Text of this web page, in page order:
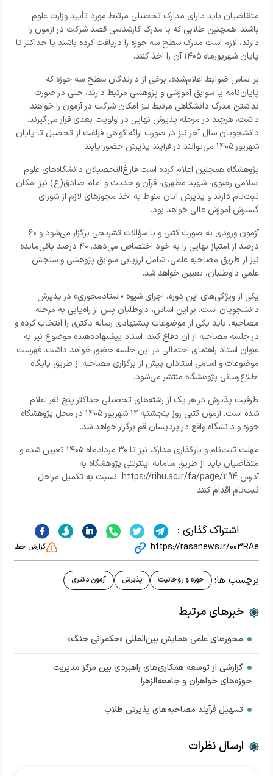
متقاضیان باید دارای مدارک تحصیلی مرتبط مورد تأیید وزارت علوم
باشند. همچنین طلابی که با مدرک کارشناسی قصد شرکت در آزمون را
دارند، لازم است مدرک سطح سه حوزه را دریافت کرده باشند یا حداکثر تا
پایان شهریورماه ۱۴۰۵ آن را اخذ کنند.
بر اساس ضوابط اعلام‌شده، برخی از دارندگان سطح سه حوزه که
پایان‌نامه یا سوابق آموزشی و پژوهشی مرتبط دارند، حتی در صورت
نداشتن مدرک دانشگاهی مرتبط نیز امکان شرکت در آزمون را خواهند
داشت، هرچند در مرحله پذیرش نهایی در اولویت بعدی قرار می‌گیرند.
دانشجویان سال آخر نیز در صورت ارائه گواهی فراغت از تحصیل تا پایان
شهریور ۱۴۰۵ می‌توانند در فرآیند پذیرش حضور یابند.
پژوهشگاه همچنین اعلام کرده است فارغ‌التحصیلان دانشگاه‌های علوم
اسلامی رضوی، شهید مطهری، قرآن و حدیث و امام صادق(ع) نیز امکان
ثبت‌نام دارند و پذیرش آنان منوط به اخذ مجوزهای لازم از شورای
گسترش آموزش عالی خواهد بود.
آزمون ورودی به صورت کتبی و با سؤالات تشریحی برگزار می‌شود و ۶۰
درصد از امتیاز نهایی را به خود اختصاص می‌دهد. ۴۰ درصد باقی‌مانده
نیز از طریق مصاحبه علمی، شامل ارزیابی سوابق پژوهشی و سنجش
علمی داوطلبان، تعیین خواهد شد.
یکی از ویژگی‌های این دوره، اجرای شیوه «استادمحوری» در پذیرش
دانشجویان است. بر این اساس، داوطلبان پس از راه‌یابی به مرحله
مصاحبه، باید یکی از موضوعات پیشنهادی رساله دکتری را انتخاب کرده و
در جلسه مصاحبه از آن دفاع کنند. استاد پیشنهاددهنده موضوع نیز به
عنوان استاد راهنمای احتمالی در این جلسه حضور خواهد داشت. فهرست
موضوعات و اسامی استادان پیش از برگزاری مصاحبه از طریق پایگاه
اطلاع‌رسانی پژوهشگاه منتشر می‌شود.
ظرفیت پذیرش در هر یک از رشته‌های تحصیلی حداکثر پنج نفر اعلام
شده است. آزمون کتبی روز پنجشنبه ۱۲ شهریور ۱۴۰۵ در محل پژوهشگاه
حوزه و دانشگاه واقع در پردیسان قم برگزار خواهد شد.
مهلت ثبت‌نام و بارگذاری مدارک نیز تا ۳۰ مردادماه ۱۴۰۵ تعیین شده و
متقاضیان باید از طریق سامانه اینترنتی پژوهشگاه به
آدرس https://rihu.ac.ir/fa/page/294 نسبت به تکمیل مراحل
ثبت‌نام اقدام کنند.
اشتراک گذاری :
https://rasanews.ir/003RAe گزارش خطا
برچسب ها: حوزه و روحانیت پذیرش آزمون دکتری
خبرهای مرتبط
محورهای علمی همایش بین‌المللی «حکمرانی جنگ»
گزارشی از توسعه همکاری‌های راهبردی بین مرکز مدیریت
حوزه‌های خواهران و جامعه‌الزهرا
تسهیل فرآیند مصاحبه‌های پذیرش طلاب
ارسال نظرات